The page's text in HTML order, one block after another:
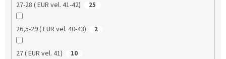
27-28 ( EUR vel. 41-42) 25
26,5-29 ( EUR vel. 40-43) 2
27 ( EUR vel. 41) 10